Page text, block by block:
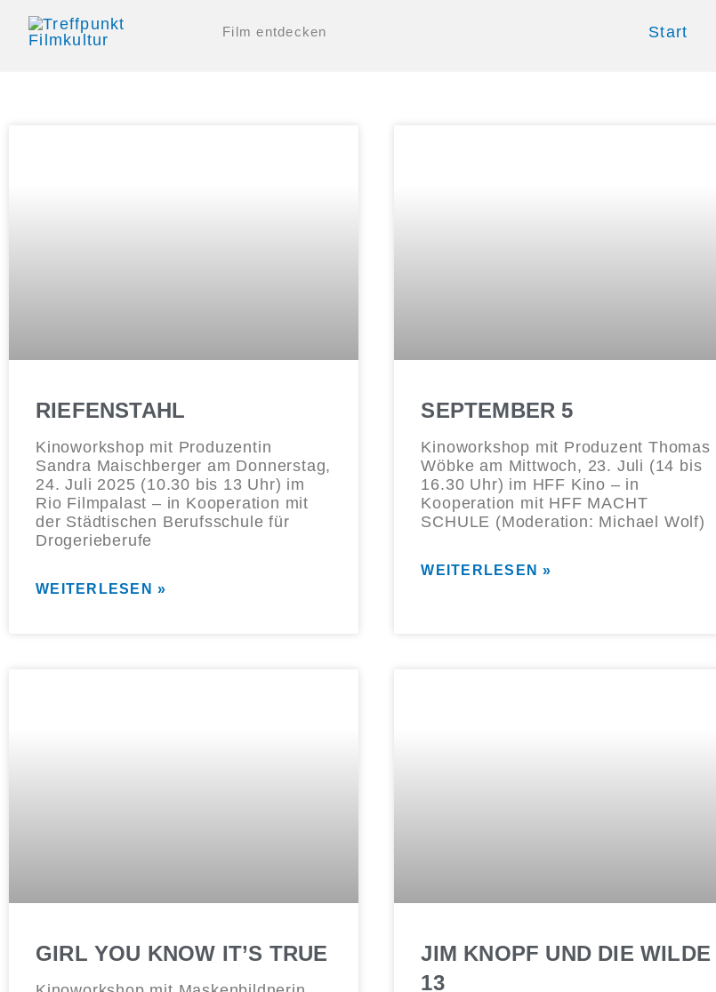
Zum
Inhalt
Film entdecken Start
RIEFENSTAHL
Kinoworkshop mit Produzentin
Sandra Maischberger am Donnerstag,
24. Juli 2025 (10.30 bis 13 Uhr) im
Rio Filmpalast – in Kooperation mit
der Städtischen Berufsschule für
Drogerieberufe
WEITERLESEN »
SEPTEMBER 5
Kinoworkshop mit Produzent Thomas
Wöbke am Mittwoch, 23. Juli (14 bis
16.30 Uhr) im HFF Kino – in
Kooperation mit HFF MACHT
SCHULE (Moderation: Michael Wolf)
WEITERLESEN »
GIRL YOU KNOW IT’S TRUE
JIM KNOPF UND DIE WILDE
13